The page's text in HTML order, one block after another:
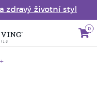
zdravý životní styl
0